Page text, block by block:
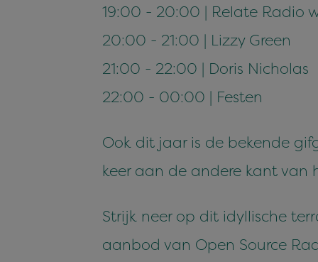
19:00 - 20:00 | Relate Radio
20:00 - 21:00 | Lizzy Green
21:00 - 22:00 | Doris Nicholas
22:00 - 00:00 | Festen
Ook dit jaar is de bekende
keer aan de andere kant van
Strijk neer op dit idyllische
aanbod van Open Source